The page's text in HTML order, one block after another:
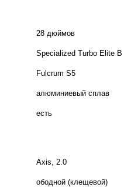
28 дюймов
Specialized Turbo Elite
Fulcrum S5
алюминиевый сплав
есть
Axis, 2.0
ободной (клещевой)